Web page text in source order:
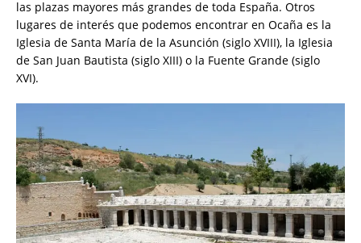
las plazas mayores más grandes de toda España. Otros
lugares de interés que podemos encontrar en Ocaña es la
Iglesia de Santa María de la Asunción (siglo XVIII), la Iglesia
de San Juan Bautista (siglo XIII) o la Fuente Grande (siglo
XVI).